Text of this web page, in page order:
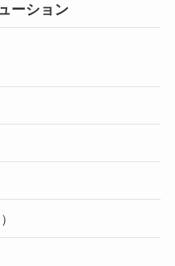
ーション